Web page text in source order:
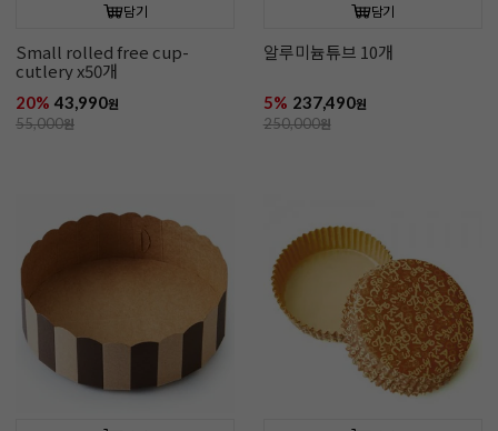
담기
Small rolled free cup-
cutlery x50개
20% 43,990원
55,000원
담기
알루미늄튜브 10개
5% 237,490원
250,000원